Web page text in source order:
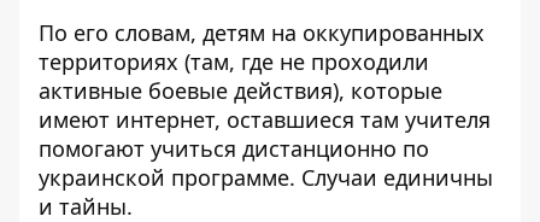
По его словам, детям на оккупированных
территориях (там, где не проходили
активные боевые действия), которые
имеют интернет, оставшиеся там учителя
помогают учиться дистанционно по
украинской программе. Случаи единичны
и тайны.